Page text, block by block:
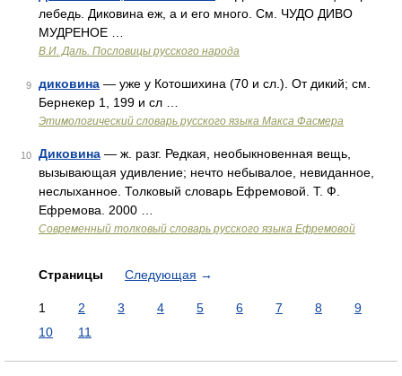
лебедь. Диковина еж, а и его много. См. ЧУДО ДИВО
МУДРЕНОЕ …
В.И. Даль. Пословицы русского народа
9 диковина — уже у Котошихина (70 и сл.). От дикий; см.
Бернекер 1, 199 и сл …
Этимологический словарь русского языка Макса Фасмера
10 Диковина — ж. разг. Редкая, необыкновенная вещь,
вызывающая удивление; нечто небывалое, невиданное,
неслыханное. Толковый словарь Ефремовой. Т. Ф.
Ефремова. 2000 …
Современный толковый словарь русского языка Ефремовой
Страницы Следующая →
1 2 3 4 5 6 7 8
9
10
11